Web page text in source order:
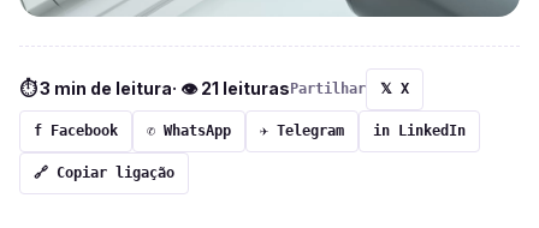
⏱ 3 min de leitura· 👁 21 leiturasPartilhar 𝕏 X
f Facebook ✆ WhatsApp ✈ Telegram in LinkedIn
🔗 Copiar ligação